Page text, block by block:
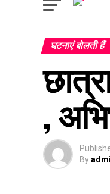
घटनाएं बोलती हैं
,
By